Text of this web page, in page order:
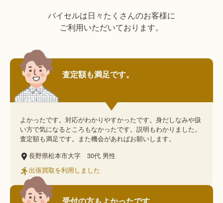
バイセルは日々たくさんのお客様に
ご利用いただいております。
査定額も満足です。
よかったです。対応がわかりやすかったです。身だしなみや扱
い方で気になるところもなかったです。説明もわかりました。
査定額も満足です。また機会があればお願いします。
長野県松本市大字
30代 男性
出張買取を利用しました
受付の方もよかったです